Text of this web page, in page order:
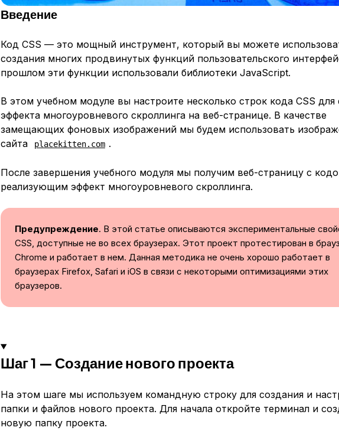
Введение
Код CSS — это мощный инструмент, который вы можете
создания многих продвинутых функций пользовательского
прошлом эти функции использовали библиотеки JavaScript.
В этом учебном модуле вы настроите несколько строк кода CSS для
эффекта многоуровневого скроллингана веб-странице. В качестве
замещающих фоновых изображений мы будем использовать
сайта
placekitten.com .
После завершения учебного модуля мы получим веб-страницу с
реализующим эффект многоуровневого скроллинга.
Предупреждение. В этой статье описываются экспериментальные
CSS, доступные не во всех браузерах. Этот проект протестирован в
Chrome и работает в нем. Данная методика не очень хорошо работает в
браузерах Firefox, Safari и iOS в связи с некоторыми оптимизациями этих
браузеров.
Шаг 1 — Создание нового проекта
На этом шаге мы используем командную строку для создания и
папки и файлов нового проекта. Для начала откройте терминал и
новую папку проекта.